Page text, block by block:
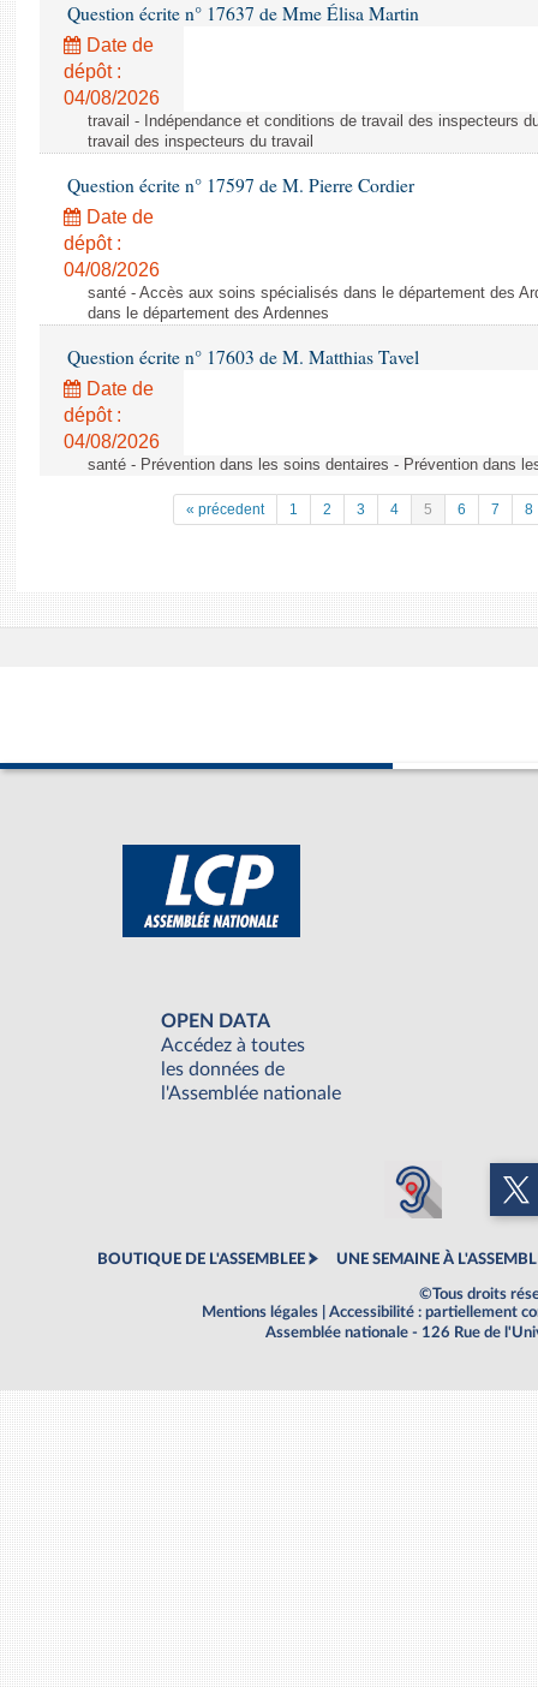
Question écrite n° 17637 de Mme Élisa Martin
Date de
dépôt :
04/08/2026
travail - Indépendance et conditions de travail des inspecteurs
travail des inspecteurs du travail
Question écrite n° 17597 de M. Pierre Cordier
Date de
dépôt :
04/08/2026
santé - Accès aux soins spécialisés dans le département des
dans le département des Ardennes
Question écrite n° 17603 de M. Matthias Tavel
Date de
dépôt :
04/08/2026
santé - Prévention dans les soins dentaires - Prévention dans
« précedent 1 2 3 4 5 6 7 8
OPEN DATA
Accédez à toutes
les données de
l'Assemblée nationale
BOUTIQUE DE L'ASSEMBLEE UNE SEMAINE À
©Tous droits
Mentions légales
Accessibilité : partiellement
Assemblée nationale - 126 Rue de